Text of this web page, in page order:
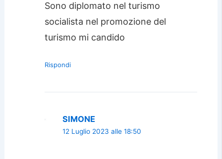
Sono diplomato nel turismo
socialista nel promozione del
turismo mi candido
Rispondi
SIMONE
12 Luglio 2023 alle 18:50